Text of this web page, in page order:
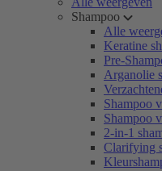
Shampoo
Alle
Keratine
Pre-
Arganolie
Shampoo
Shampoo
2-in-1
Clarifying